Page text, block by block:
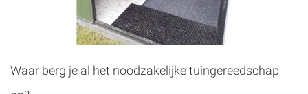
Waar berg je al het noodzakelijke tuingereedschap